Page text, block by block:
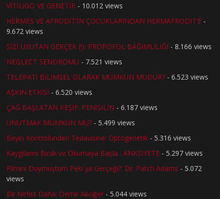
VİTİLİGO VE GENETİK - 10.012 views
HERMES VE AFRODİT’İN ÇOCUKLARINDAN HERMAFRODİT’E -
9.672 views
SİZİ UYUTAN GERÇEK (!): PROPOFOL BAĞIMLILIĞI - 8.166 views
NEGLECT SENDROMU - 7.521 views
TELEPATİ BİLİMSEL OLARAK MÜMKÜN MÜDÜR? - 6.523 views
AŞKIN ETKİSİ - 6.520 views
ÇAĞ BAŞLATAN KEŞİF: PENİSİLİN - 6.187 views
UNUTMAK MÜMKÜN MÜ? - 5.499 views
Beyin Kontrolünden Tedavisine: Optogenetik - 5.316 views
Kaygılarını Bırak ve Okumaya Başla : ANKSİYETE - 5.297 views
Filmini Duymuştum Peki ya Gerçeği?: Dr. Patch Adams - 5.072
views
Bir Nefes Daha: Demir Akciğer - 5.044 views